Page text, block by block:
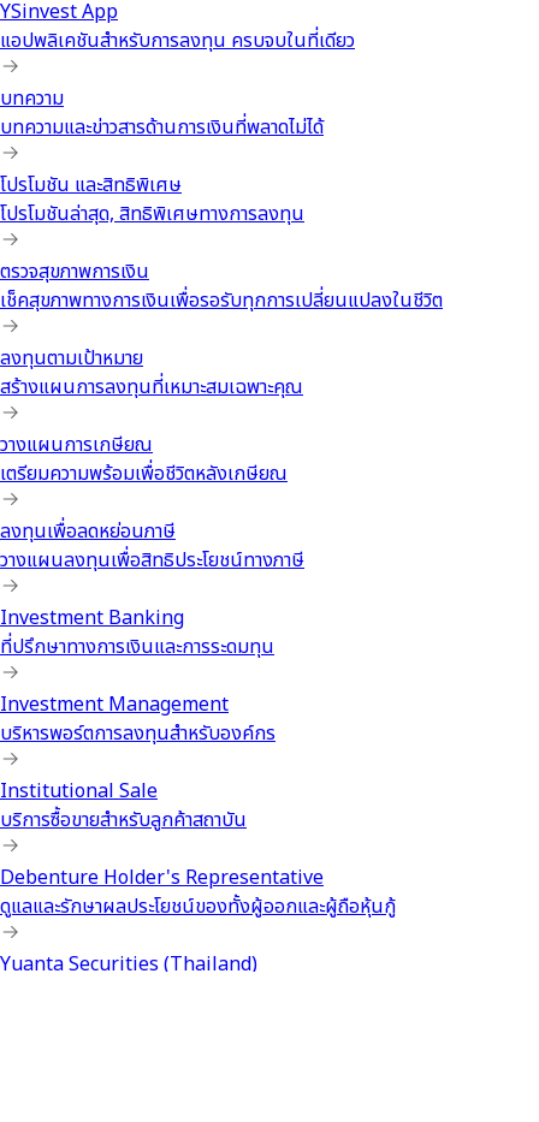
YSinvest App
แอปพลิเคชันสำหรับการลงทุน ครบจบในที่เดียว
บทความ
บทความและข่าวสารด้านการเงินที่พลาดไม่ได้
โปรโมชัน และสิทธิพิเศษ
โปรโมชันล่าสุด, สิทธิพิเศษทางการลงทุน
ตรวจสุขภาพการเงิน
เช็คสุขภาพทางการเงินเพื่อรอรับทุกการเปลี่ยนแปลงในชีวิต
ลงทุนตามเป้าหมาย
สร้างแผนการลงทุนที่เหมาะสมเฉพาะคุณ
วางแผนการเกษียณ
เตรียมความพร้อมเพื่อชีวิตหลังเกษียณ
ลงทุนเพื่อลดหย่อนภาษี
วางแผนลงทุนเพื่อสิทธิประโยชน์ทางภาษี
Investment Banking
ที่ปรึกษาทางการเงินและการระดมทุน
Investment Management
บริหารพอร์ตการลงทุนสำหรับองค์กร
Institutional Sale
บริการซื้อขายสำหรับลูกค้าสถาบัน
Debenture Holder's Representative
ดูแลและรักษาผลประโยชน์ของทั้งผู้ออกและผู้ถือหุ้นกู้
Yuanta Securities (Thailand)